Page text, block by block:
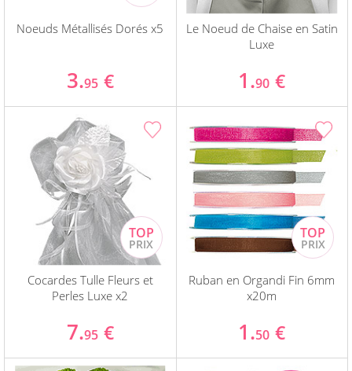
Noeuds Métallisés Dorés x5
3.95 €
Le Noeud de Chaise en Satin
Luxe
1.90 €
Cocardes Tulle Fleurs et
Perles Luxe x2
7.95 €
Ruban en Organdi Fin 6mm
x20m
1.50 €